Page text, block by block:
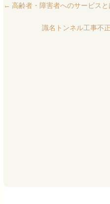
← 高齢者・障害者へのサービス
識名トンネル工事不